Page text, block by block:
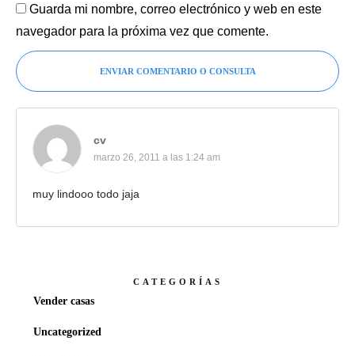
Guarda mi nombre, correo electrónico y web en este
navegador para la próxima vez que comente.
ENVIAR COMENTARIO O CONSULTA
cv
marzo 26, 2011 a las 1:24 am
muy lindooo todo jaja
CATEGORÍAS
Vender casas
Uncategorized